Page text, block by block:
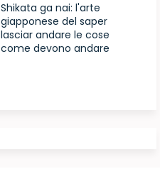
Shikata ga nai: l'arte
giapponese del saper
lasciar andare le cose
come devono andare